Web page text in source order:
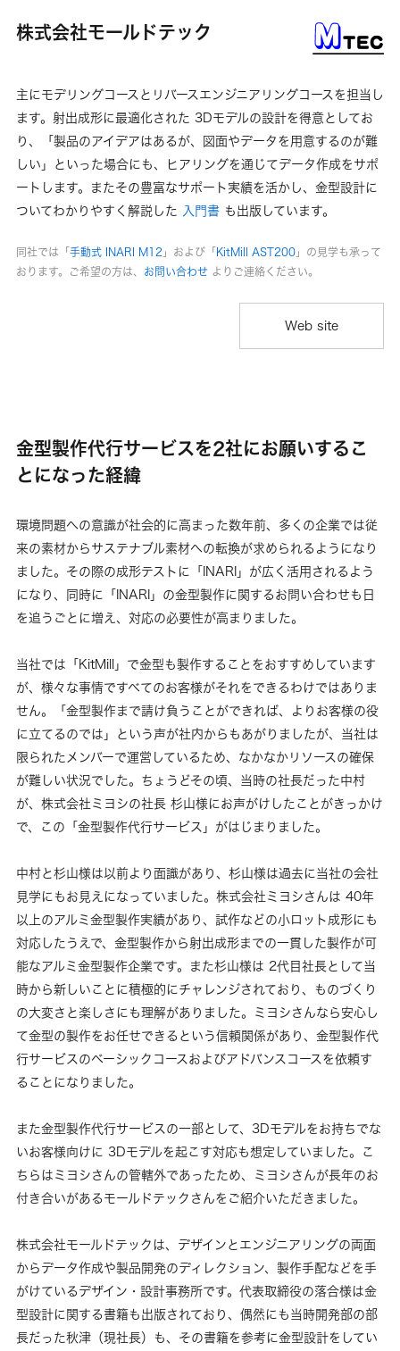
株式会社モールドテック
主にモデリングコースとリバースエンジニアリングコースを担当し
ます。射出成形に最適化された 3Dモデルの設計を得意としてお
り、「製品のアイデアはあるが、図面やデータを用意するのが難
しい」といった場合にも、ヒアリングを通じてデータ作成をサポ
ートします。またその豊富なサポート実績を活かし、金型設計に
ついてわかりやすく解説した 入門書 も出版しています。
同社では「 手動式 INARI M12 」および「 KitMill AST200 」の見学も承って
おります。ご希望の方は、 お問い合わせ よりご連絡ください。
Web site
金型製作代行サービスを2社にお願いするこ
とになった経緯
環境問題への意識が社会的に高まった数年前、多くの企業では従
来の素材からサステナブル素材への転換が求められるようになり
ました。その際の成形テストに「INARI」が広く活用されるよう
になり、同時に「INARI」の金型製作に関するお問い合わせも日
を追うごとに増え、対応の必要性が高まりました。
当社では「KitMill」で金型も製作することをおすすめしています
が、様々な事情ですべてのお客様がそれをできるわけではありま
せん。「金型製作まで請け負うことができれば、よりお客様の役
に立てるのでは」という声が社内からもあがりましたが、当社は
限られたメンバーで運営しているため、なかなかリソースの確保
が難しい状況でした。ちょうどその頃、当時の社長だった中村
が、株式会社ミヨシの社長 杉山様にお声がけしたことがきっかけ
で、この「金型製作代行サービス」がはじまりました。
中村と杉山様は以前より面識があり、杉山様は過去に当社の会社
見学にもお見えになっていました。株式会社ミヨシさんは 40年
以上のアルミ金型製作実績があり、試作などの小ロット成形にも
対応したうえで、金型製作から射出成形までの一貫した製作が可
能なアルミ金型製作企業です。また杉山様は 2代目社長として当
時から新しいことに積極的にチャレンジされており、ものづくり
の大変さと楽しさにも理解がありました。ミヨシさんなら安心し
て金型の製作をお任せできるという信頼関係があり、金型製作代
行サービスのベーシックコースおよびアドバンスコースを依頼す
ることになりました。
また金型製作代行サービスの一部として、3Dモデルをお持ちでな
いお客様向けに 3Dモデルを起こす対応も想定していました。こ
ちらはミヨシさんの管轄外であったため、ミヨシさんが長年のお
付き合いがあるモールドテックさんをご紹介いただきました。
株式会社モールドテックは、デザインとエンジニアリングの両面
からデータ作成や製品開発のディレクション、製作手配などを手
がけているデザイン・設計事務所です。代表取締役の落合様は金
型設計に関する書籍も出版されており、偶然にも当時開発部の部
長だった秋津（現社長）も、その書籍を参考に金型設計をしてい